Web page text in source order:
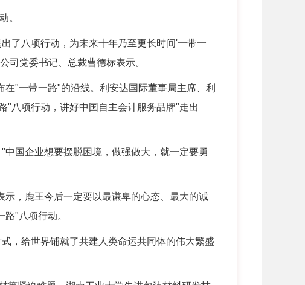
。
了八项行动，为未来十年乃至更长时间'一带一
司党委书记、总裁曹德标表示。
"一带一路"的沿线。利安达国际董事局主席、利
"八项行动，讲好中国自主会计服务品牌"走出
国企业想要摆脱困境，做强做大，就一定要勇
，鹿王今后一定要以最谦卑的心态、最大的诚
"八项行动。
给世界铺就了共建人类命运共同体的伟大繁盛